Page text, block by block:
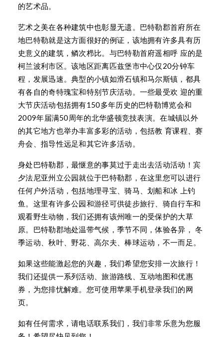
的艺术品。
艺术之美在各种建筑中也彰显无遗。巴特勒郡首府所在
地巴特勒就是这方面很好的例证，该地拥有许多具有历
史意义的建筑，鳞次栉比。与巴特勒首府遥相呼 应的是
柯兰波利市区。该地区距离匹兹堡市中心仅20分钟车
程，发展迅速。典型的小镇如滑石镇和马尔斯镇，都具
有各自的奇特瑰宝和特别节庆活动。一些最受欢 迎的重
大节庆活动包括拥有150多年历史的巴特勒博览会和
2009年届满50周年的北华盛顿竞技表演。在城镇以外
的其它地方也举办丰富多彩的活动，包括教 育课程、赛
舟会、指导性远足和其它许多活动。
身处巴特勒郡，最惬意的事莫过于走出去活动活动！宾
夕法尼亚州立公园就位于巴特勒郡，在这里您可以进行
任何户外活动，包括地理寻宝、骑马、划船和冰 上钓
鱼。这里有许多公园和游径可供徒步旅行、骑自行车和
观看野生动物，我们还拥有该州唯一的受保护的大草
原。巴特勒郡地处温带气候，季节不同，体验各异， 冬
季运动、秋叶、野花、高尔夫、棒球运动，不一而足。
如果这些能激起您的兴趣，我们希望您安排一次旅行！
我们还提供一系列活动、旅游路线、互动地图和优惠
券，为您排忧解难。您可使用苹果手机登录我们的网
页。
如有任何需求，请电话联系我们，我们非常乐意为您服